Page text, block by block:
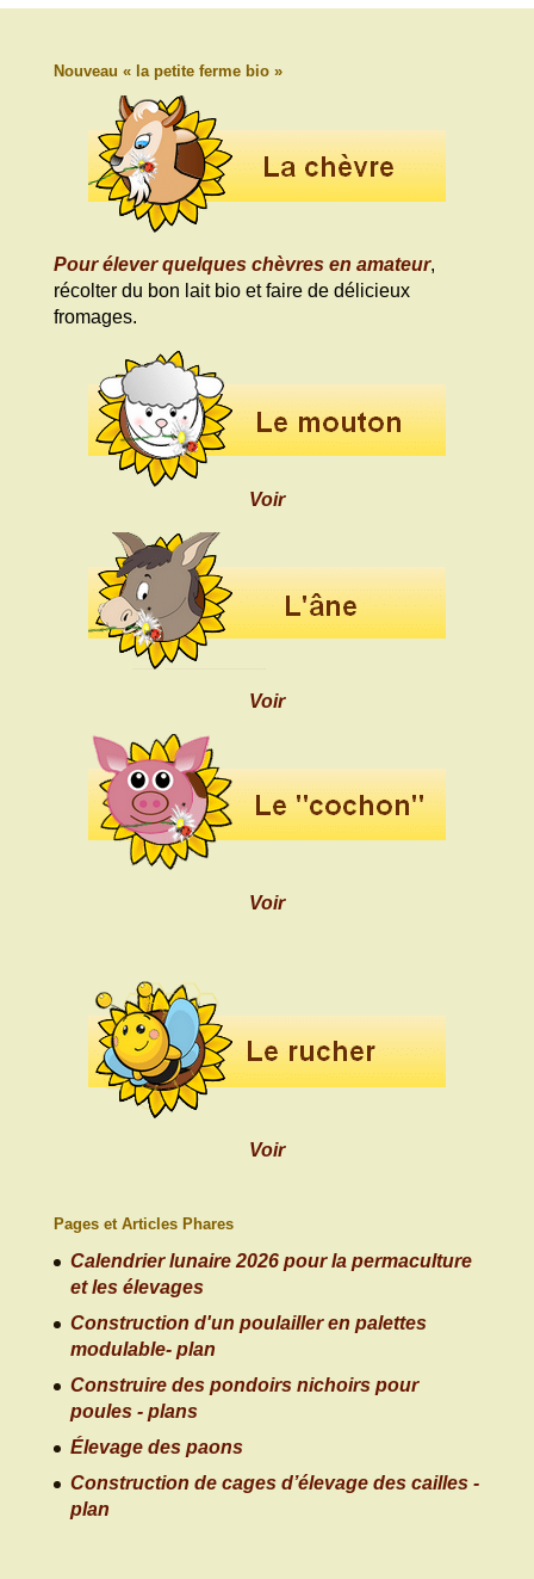
Nouveau « la petite ferme bio »
Pour élever quelques chèvres en amateur,
récolter du bon lait bio et faire de délicieux
fromages.
Voir
Voir
Voir
Voir
Pages et Articles Phares
Calendrier lunaire 2026 pour la permaculture
et les élevages
Construction d'un poulailler en palettes
modulable- plan
Construire des pondoirs nichoirs pour
poules - plans
Élevage des paons
Construction de cages d’élevage des cailles -
plan